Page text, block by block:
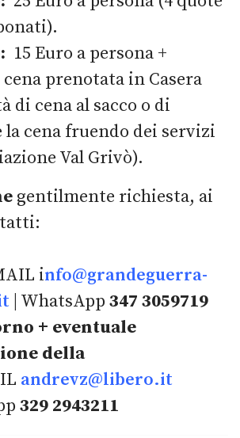
15 Euro a persona +
prenotata in Casera
di cena al sacco o di
cena fruendo dei servizi
Val Grivò).
gentilmente richiesta, ai
info@grandeguerra-
| WhatsApp 347 3059719
+ eventuale
della
andrevz@libero.it
329 2943211